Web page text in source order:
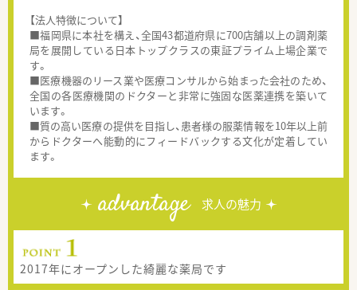
【法人特徴について】
■福岡県に本社を構え、全国43都道府県に700店舗以上の調剤薬
局を展開している日本トップクラスの東証プライム上場企業で
す。
■医療機器のリース業や医療コンサルから始まった会社のため、
全国の各医療機関のドクターと非常に強固な医薬連携を築いて
います。
■質の高い医療の提供を目指し、患者様の服薬情報を10年以上前
からドクターへ能動的にフィードバックする文化が定着してい
ます。
advantage 求人の魅力
2017年にオープンした綺麗な薬局です